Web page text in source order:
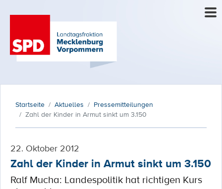
Startseite Aktuelles
Pressemitteilungen
Zahl der Kinder in Armut sinkt um 3.150
22. Oktober 2012
Zahl der Kinder in Armut sinkt um 3.150
Ralf Mucha: Landespolitik hat richtigen Kurs